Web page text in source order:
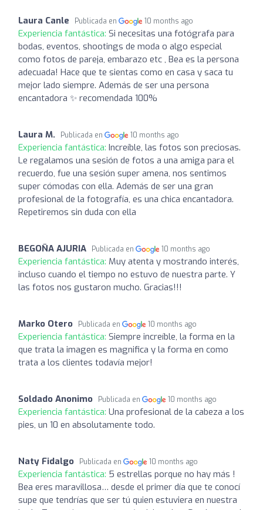
Laura Canle Publicada en 10 months ago
Experiencia fantástica: Si necesitas una fotógrafa para
bodas, eventos, shootings de moda o algo especial
como fotos de pareja, embarazo etc , Bea es la persona
adecuada! Hace que te sientas como en casa y saca tu
mejor lado siempre. Además de ser una persona
encantadora ✨ recomendada 100%
Laura M. Publicada en 10 months ago
Experiencia fantástica: Increíble, las fotos son preciosas.
Le regalamos una sesión de fotos a una amiga para el
recuerdo, fue una sesión super amena, nos sentimos
super cómodas con ella. Además de ser una gran
profesional de la fotografía, es una chica encantadora.
Repetiremos sin duda con ella
BEGOÑA AJURIA Publicada en 10 months ago
Experiencia fantástica: Muy atenta y mostrando interés,
incluso cuando el tiempo no estuvo de nuestra parte. Y
las fotos nos gustaron mucho. Gracias!!!
Marko Otero Publicada en 10 months ago
Experiencia fantástica: Siempre increíble, la forma en la
que trata la imagen es magnifica y la forma en como
trata a los clientes todavía mejor!
Soldado Anonimo Publicada en 10 months ago
Experiencia fantástica: Una profesional de la cabeza a los
pies, un 10 en absolutamente todo.
Naty Fidalgo Publicada en 10 months ago
Experiencia fantástica: 5 estrellas porque no hay más !
Bea eres maravillosa… desde el primer día que te conocí
supe que tendrías que ser tú quien estuviera en nuestra